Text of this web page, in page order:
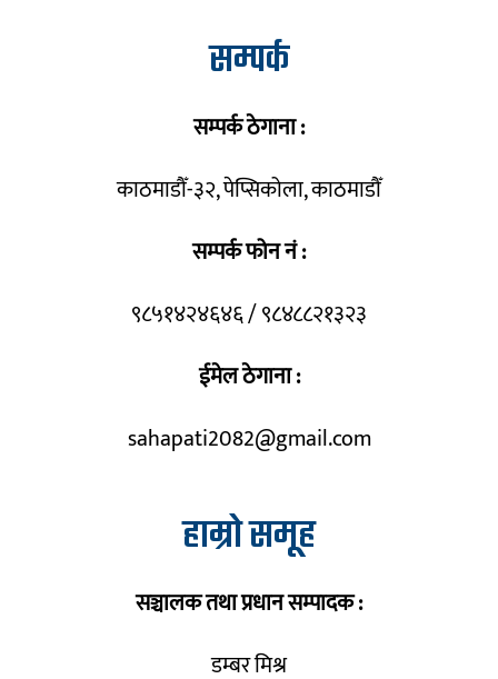
सम्पर्क
सम्पर्क ठेगाना :
काठमाडौँ-३२, पेप्सिकोला, काठमाडौँ
सम्पर्क फोन नं :
९८५१४२४६४६ / ९८४८८२१३२३
ईमेल ठेगाना :
sahapati2082@gmail.com
हाम्रो समूह
सञ्चालक तथा प्रधान सम्पादक :
डम्बर मिश्र